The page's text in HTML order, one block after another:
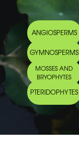
ANGIOSPERMS
GYMNOSPERMS
MOSSES AND
BRYOPHYTES
PTERIDOPHYTES